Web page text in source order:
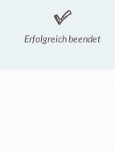
Erfolgreich beendet